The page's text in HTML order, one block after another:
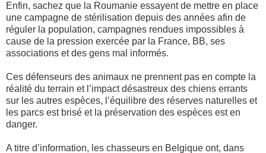
Enfin, sachez que la Roumanie essayent de mettre en place
une campagne de stérilisation depuis des années afin de
réguler la population, campagnes rendues impossibles à
cause de la pression exercée par la France, BB, ses
associations et des gens mal informés.
Ces défenseurs des animaux ne prennent pas en compte la
réalité du terrain et l’impact désastreux des chiens errants
sur les autres espèces, l’équilibre des réserves naturelles et
les parcs est brisé et la préservation des espèces est en
danger.
A titre d’information, les chasseurs en Belgique ont, dans